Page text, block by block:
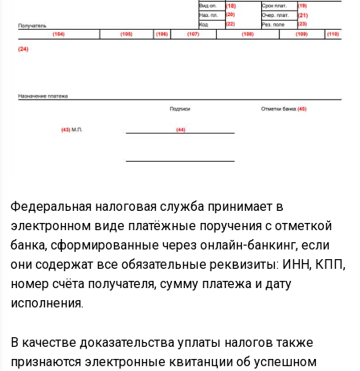
Федеральная налоговая служба принимает в
электронном виде платёжные поручения с отметкой
банка, сформированные через онлайн-банкинг, если
они содержат все обязательные реквизиты: ИНН, КПП,
номер счёта получателя, сумму платежа и дату
исполнения.
В качестве доказательства уплаты налогов также
признаются электронные квитанции об успешном